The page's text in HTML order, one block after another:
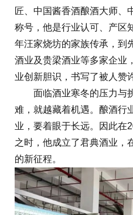
匠、中国酱香酒酿酒大师、
称号，他是行业认可、产区
年汪家烧坊的家族传承，到
酒业及贵梁酒业等多家企业
业创新胆识，书写了被人赞
面临酒业寒冬的压力与挑
难，就越藏着机遇。酿酒行
业，要着眼于长远。因此在
之时，他成立了君典酒业，
的新征程。